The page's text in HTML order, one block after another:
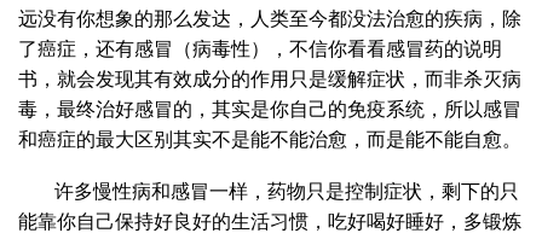
远没有你想象的那么发达，人类至今都没法治愈的疾病，除
了癌症，还有感冒（病毒性），不信你看看感冒药的说明
书，就会发现其有效成分的作用只是缓解症状，而非杀灭病
毒，最终治好感冒的，其实是你自己的免疫系统，所以感冒
和癌症的最大区别其实不是能不能治愈，而是能不能自愈。
许多慢性病和感冒一样，药物只是控制症状，剩下的只
能靠你自己保持好良好的生活习惯，吃好喝好睡好，多锻炼